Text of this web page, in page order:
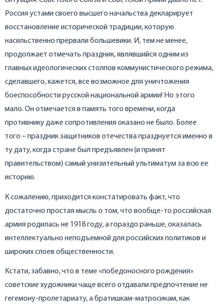
Россия устами своего высшего начальства декларирует
восстановление исторической традиции, которую
насильственно прервали большевики. И, тем не менее,
продолжает отмечать праздник, являвшийся одним из
главных идеологических столпов коммунистического режима,
сделавшего, кажется, все возможное для уничтожения
боеспособности русской национальной армии! Но этого
мало. Он отмечается в память того времени, когда
противнику даже сопротивления оказано не было. Более
того – праздник защитников отечества празднуется именно в
ту дату, когда стране был предъявлен (и принят
правительством) самый унизительный ультиматум за всю ее
историю.
К сожалению, приходится констатировать факт, что
достаточно простая мысль о том, что вообще-то российская
армия родилась не 1918 году, а гораздо раньше, оказалась
интеллектуально неподъемной для российских политиков и
широких слоев общественности.
Кстати, забавно, что в теме «победоносного рождения»
советские художники чаще всего отдавали предпочтение не
гегемону-пролетариату, а братишкам-матросикам, как